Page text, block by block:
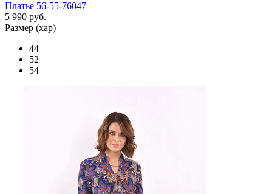
Платье 56-55-76047
5 990 руб.
Размер (хар)
44
52
54